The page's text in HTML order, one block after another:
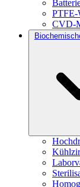
PTFE-
CVD-